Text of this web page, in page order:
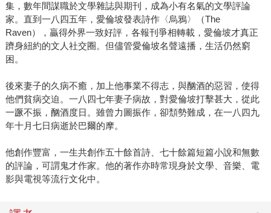
集，數年間謀職於文學雜誌與期刊，成為小有名氣的文學評論
家。直到一八四五年，愛倫坡發表詩作〈烏鴉〉（The
Raven），贏得外界一致好評，各報刊爭相轉載，愛倫坡才真正
躋身紐約的文人社交圈。但儘管愛倫坡名聲遠播，生活仍然窮
困。
後來妻子的久病不癒，加上他事業不得志，與酗酒的惡習，使得
他們貧病交迫。一八四七年妻子病故，對愛倫坡打擊甚大，從此
一蹶不振，酗酒度日。雖曾力圖振作，卻頹勢難成，在一八四九
年十月七日病逝於巴爾的摩。
他創作豐富，一生共創作五十餘首詩、七十餘篇短篇小說和無數
的評論，可謂鬼才作家。他的著作亦時常現身於文學、音樂、電
影與電視等流行文化中。